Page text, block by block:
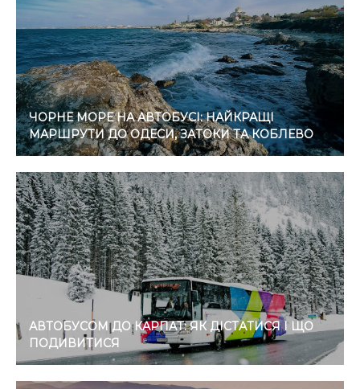
ЧОРНЕ МОРЕ НА АВТОБУСІ: НАЙКРАЩІ
МАРШРУТИ ДО ОДЕСИ, ЗАТОКИ ТА КОБЛЕВО
АВТОБУСОМ ДО КАРПАТ: ЯК ДІСТАТИСЯ І ЩО
ПОДИВИТИСЯ